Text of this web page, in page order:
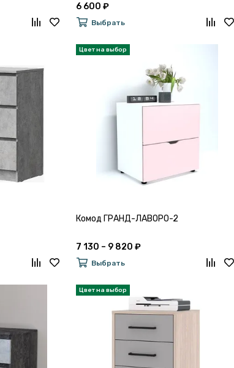
6 600 ₽
Выбрать
Комод ГРАНД-ЛАВОРО-2
7 130 – 9 820 ₽
Выбрать